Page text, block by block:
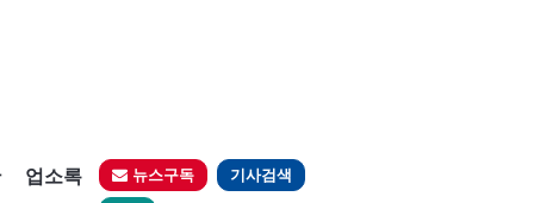
업소록 뉴스구독 기사검색